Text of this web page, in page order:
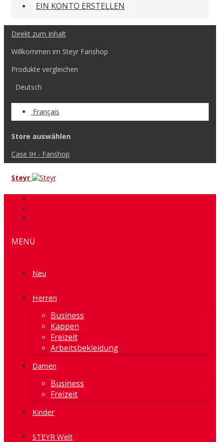
EIN KONTO ERSTELLEN
Direkt zum Inhalt
Willkommen im Steyr Fanshop
Produkte vergleichen
Deutsch
Français
Store auswählen
Case IH - Fanshop
Steyr
MENÜ
Neu
Herren
Business
Kappen
Freizeit
Arbeitsbekleidung
Damen
Business
Freizeit
Kinder
STEYR Welt